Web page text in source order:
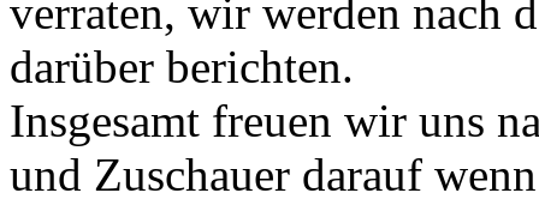
verraten, wir werden nach
darüber berichten.
Insgesamt freuen wir uns
und Zuschauer darauf